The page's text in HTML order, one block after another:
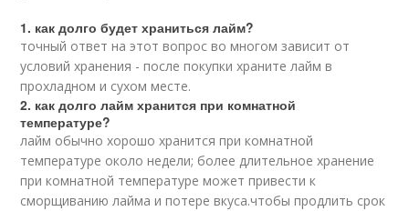
1. как долго будет храниться лайм?
точный ответ на этот вопрос во многом зависит от
условий хранения - после покупки храните лайм в
прохладном и сухом месте.
2. как долго лайм хранится при комнатной
температуре?
лайм обычно хорошо хранится при комнатной
температуре около недели; более длительное хранение
при комнатной температуре может привести к
сморщиванию лайма и потере вкуса.чтобы продлить срок